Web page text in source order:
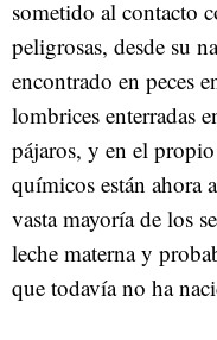
sometido al contacto
peligrosas, desde su
encontrado en peces
lombrices enterradas
pájaros, y en el
químicos están ahora
vasta mayoría de los
leche materna y
que todavía no ha